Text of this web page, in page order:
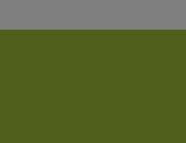
Technische Daten:-